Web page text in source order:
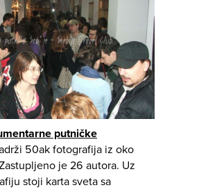
putničke
50ak fotografija iz oko
je 26 autora. Uz
stoji karta sveta sa